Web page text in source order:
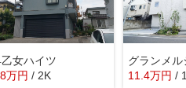
女ハイツ
万円 / 2K
グランメル
11.4万円 /